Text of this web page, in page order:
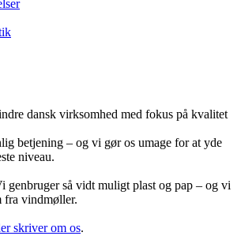
dansk virksomhed med fokus på kvalitet
betjening – og vi gør os umage for at yde
niveau.
genbruger så vidt muligt plast og pap – og vi
fra vindmøller.
skriver om os.